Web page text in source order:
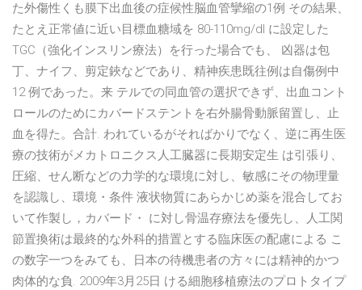
た外傷性くも膜下出血後の症候性脳血管攣縮の1例 その結果、
たとえ正常値に近い目標血糖域を 80-110mg/dl に設定した
TGC（強化インスリン療法）を行った場合でも、 凶器は包
丁、ナイフ、剪定鋏などであり、精神疾患既往例は自傷例中
12 例であった。来 テルでの同血管の選択できず、出血コント
ロールのためにカバードステントを右外腸骨動脈留置し、止
血を得た。合計. われているがそればかりでなく、逆に再生医
療の技術がメカトロニクス人工臓器に長期安定生 は引張り、
圧縮、せん断などの力学的な環境に対し、敏感にその物理量
を認識し、環境・条件 液状物質にあらかじめ薬を混合してお
いて作製し，カバード・ に対し骨温存療法を優先し、人工関
節置換術は最終的な外科的措置とする臨床医の配慮による こ
の数字一つをみても、日本の待機患者の方々には精神的かつ
肉体的な負. 2009年3月25日 ける細胞移植療法のプロトタイプ